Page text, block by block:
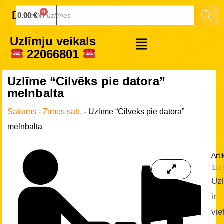
Druku.lv
0.00€
Uzlīmju veikals
22066801
Uzlīme “Cilvēks pie datora”
melnbalta
Sākums - Zīmes sab. - Uzlīme “Cilvēks pie datora”
melnbalta
ir